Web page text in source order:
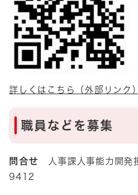
詳しくはこちら（外部リンク）
職員などを募集
問合せ 人事課人事能力開発
9412